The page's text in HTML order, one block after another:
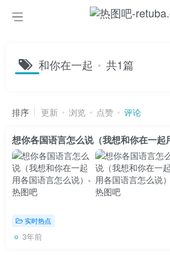
和你在一起 共1篇
排序 更新 浏览 点赞 评论
想你各国语言怎么说（我想和你在一起
实时热点
3年前